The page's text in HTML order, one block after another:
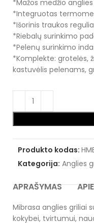
*Mažos medžio
*Integruotas
*Išorinis traukos
*Riebalų surinkimo
*Pelenų surinkimo
*Komplekte: grotelės,
kastuvėlis pelenams,
Produkto kodas:
Kategorija: Anglies
APRAŠYMAS
Mibrasa anglies griliai
kokybei, tvirtumui,